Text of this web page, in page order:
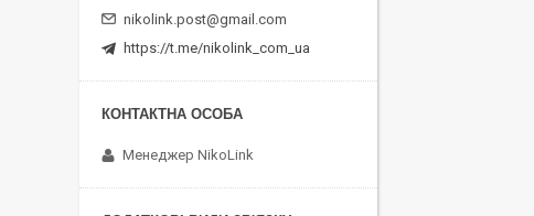
nikolink.post@gmail.com
https://t.me/nikolink_com_ua
Менеджер NikoLink